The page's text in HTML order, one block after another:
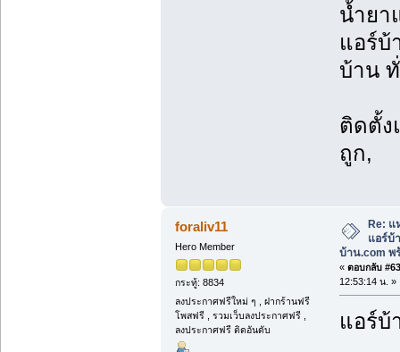
น้ำยา
แอร์บ้
บ้าน
ติดตั้ง
ถูก,
foraliv11
Hero Member
กระทู้: 8834
ลงประกาศฟรีใหม่ ๆ , ฝากร้านฟรี
โพสฟรี , รวมเว็บลงประกาศฟรี ,
ลงประกาศฟรี ติดอันดับ
Re: แ
แอร์บ้
บ้าน.com พ
« ตอบกลับ
12:53:14 น. »
แอร์บ้